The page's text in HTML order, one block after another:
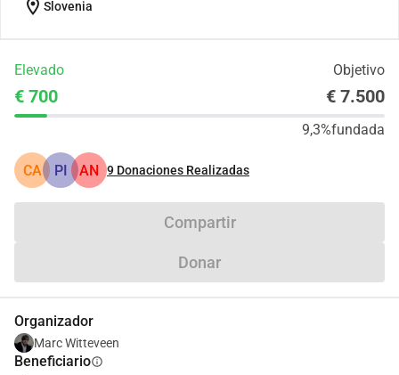
location_on Slovenia
Elevado Objetivo
€ 700 € 7.500
9,3%fundada
CA PI AN 9 Donaciones Realizadas
Compartir
Donar
Organizador
Marc Witteveen
Beneficiarioinfo